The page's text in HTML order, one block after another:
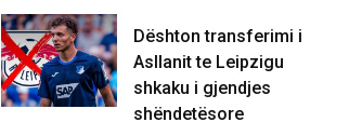
Maliqi: Deputetët t’i drejtohen
Supremes për Kurtin e Haxhiun jo…
Dështon transferimi i
Asllanit te Leipzigu
shkaku i gjendjes
shëndetësore